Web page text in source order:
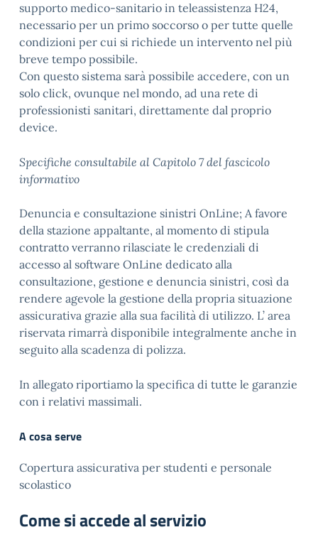
supporto medico-sanitario in teleassistenza H24,
necessario per un primo soccorso o per tutte quelle
condizioni per cui si richiede un intervento nel più
breve tempo possibile.
Con questo sistema sarà possibile accedere, con un
solo click, ovunque nel mondo, ad una rete di
professionisti sanitari, direttamente dal proprio
device.
Specifiche consultabile al Capitolo 7 del fascicolo
informativo
Denuncia e consultazione sinistri OnLine; A favore
della stazione appaltante, al momento di stipula
contratto verranno rilasciate le credenziali di
accesso al software OnLine dedicato alla
consultazione, gestione e denuncia sinistri, così da
rendere agevole la gestione della propria situazione
assicurativa grazie alla sua facilità di utilizzo. L’ area
riservata rimarrà disponibile integralmente anche in
seguito alla scadenza di polizza.
In allegato riportiamo la specifica di tutte le garanzie
con i relativi massimali.
A cosa serve
Copertura assicurativa per studenti e personale
scolastico
Come si accede al servizio